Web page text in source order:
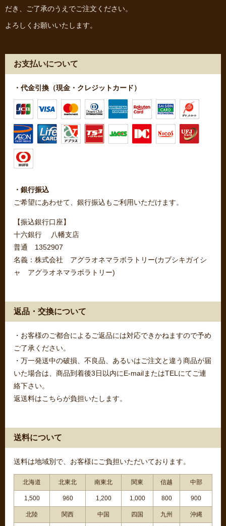
だき、ご了承のうえでご注文ください。
よろしくお願いいたします。
お支払いについて
・代金引換（現金・クレジットカード）
・銀行振込
ご希望にあわせて、銀行振込もご利用いただけます。
【振込銀行口座】
十六銀行 八幡支店
普通 1352907
名義：株式会社 アグラオネマラボラトリー(カブシキガイシ
ャ アグラオネマラボラトリー)
返品・交換について
・お客様のご都合によるご返品には対応できかねますので予め
ご了承ください。
・万一発送中の破損、不良品、あるいはご注文と違う商品が届
いた場合は、商品到着後3日以内にE-mailまたはTELにてご連
絡下さい。
返送料はこちらが負担いたします。
送料について
送料は地域別で、お客様にご負担いただいております。
北海道 北東北 南東北 関東 信越 中部
1,500 960 1,200 1,000 800 900
北陸 関西 中国 四国 九州 沖縄